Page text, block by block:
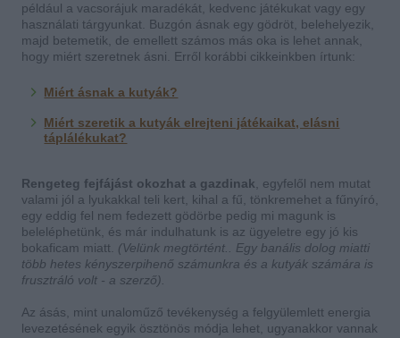
például a vacsorájuk maradékát, kedvenc játékukat vagy egy
használati tárgyunkat. Buzgón ásnak egy gödröt, belehelyezik,
majd betemetik, de emellett számos más oka is lehet annak,
hogy miért szeretnek ásni. Erről korábbi cikkeinkben írtunk:
Miért ásnak a kutyák?
Miért szeretik a kutyák elrejteni játékaikat, elásni
táplálékukat?
Rengeteg fejfájást okozhat a gazdinak , egyfelől nem mutat
valami jól a lyukakkal teli kert, kihal a fű, tönkremehet a fűnyíró,
egy eddig fel nem fedezett gödörbe pedig mi magunk is
beleléphetünk, és már indulhatunk is az ügyeletre egy jó kis
bokaficam miatt. (Velünk megtörtént.. Egy banális dolog miatti
több hetes kényszerpihenő számunkra és a kutyák számára is
frusztráló volt - a szerző).
Az ásás, mint unaloműző tevékenység a felgyülemlett energia
levezetésének egyik ösztönös módja lehet, ugyanakkor vannak